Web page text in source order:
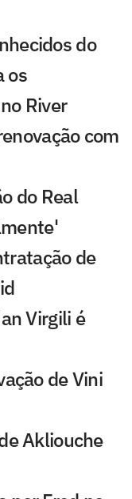
do
os
River
com
do Real
de
Virgili é
de Vini
Akliouche